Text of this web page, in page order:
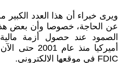
ويرى خبراء أن هذا العدد الكبير
عن الحاجة، خصوصا وأن بعض
أميركيا منذ
FDIC في موقعها الالكتروني.